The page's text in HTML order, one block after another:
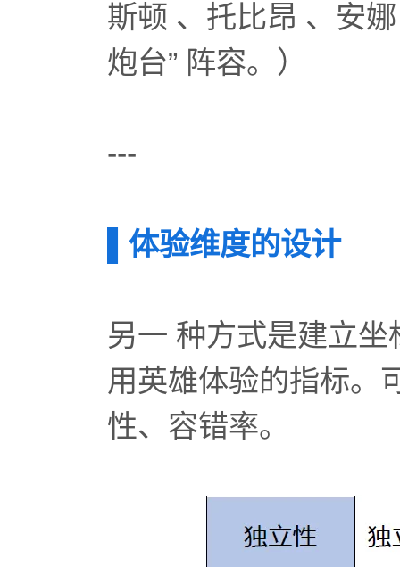
斯顿 、托比昂 、安
炮台” 阵容。）
---
▌体验维度的设计
另一 种方式是建立
用英雄体验的指标。
性、容错率。